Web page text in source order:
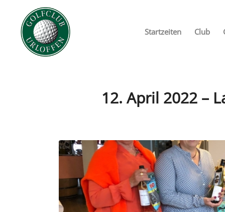
Startzeiten Club
12. April 2022 –